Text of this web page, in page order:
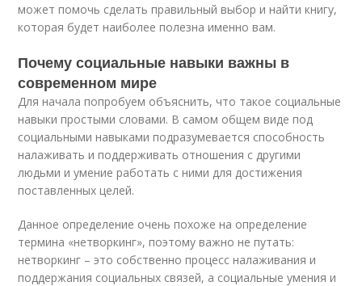
может помочь сделать правильный выбор и найти книгу,
которая будет наиболее полезна именно вам.
Почему социальные навыки важны в
современном мире
Для начала попробуем объяснить, что такое социальные
навыки простыми словами. В самом общем виде под
социальными навыками подразумевается способность
налаживать и поддерживать отношения с другими
людьми и умение работать с ними для достижения
поставленных целей.
Данное определение очень похоже на определение
термина «нетворкинг», поэтому важно не путать:
нетворкинг – это собственно процесс налаживания и
поддержания социальных связей, а социальные умения и